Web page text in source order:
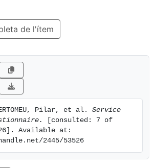
de l'ítem
Pilar, et al. Service
[consulted: 7 of
Available at:
2445/53526